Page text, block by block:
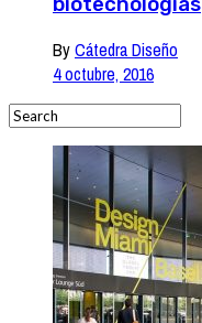
ByCátedra Diseño
4 octubre, 2016